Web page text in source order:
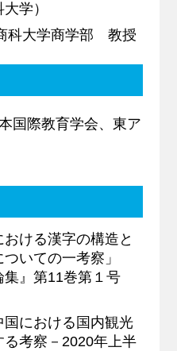
学）
科大学商学部 教授
国際教育学会、東ア
おける漢字の構造と
いての一考察」
集』第11巻第１号
国における国内観光
考察－2020年上半